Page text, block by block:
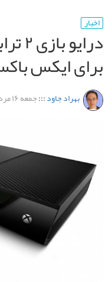
اخبار
برای ایکس
بهراد جاود:::جمعه ۱۶ مرداد ۹۴